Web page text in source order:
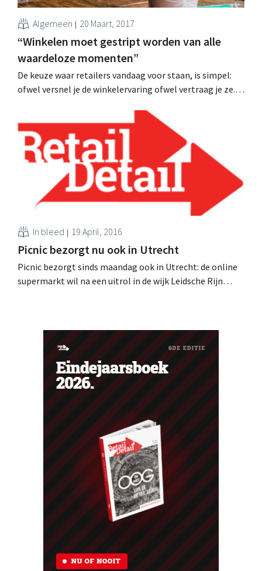
Algemeen 20 Maart, 2017
“Winkelen moet gestript worden van alle
waardeloze momenten”
De keuze waar retailers vandaag voor staan, is simpel:
ofwel versnel je de winkelervaring ofwel vertraag je ze.
een van de key-note sprekers op het RetailDetail
Congress van 27 april. Ben je ermee akkoord dat winkels
vandaag eerder marketingtools zijn dan...
In bleed 19 April, 2016
Picnic bezorgt nu ook in Utrecht
Picnic bezorgt sinds maandag ook in Utrecht: de online
supermarkt wil na een uitrol in de wijk Leidsche Rijn